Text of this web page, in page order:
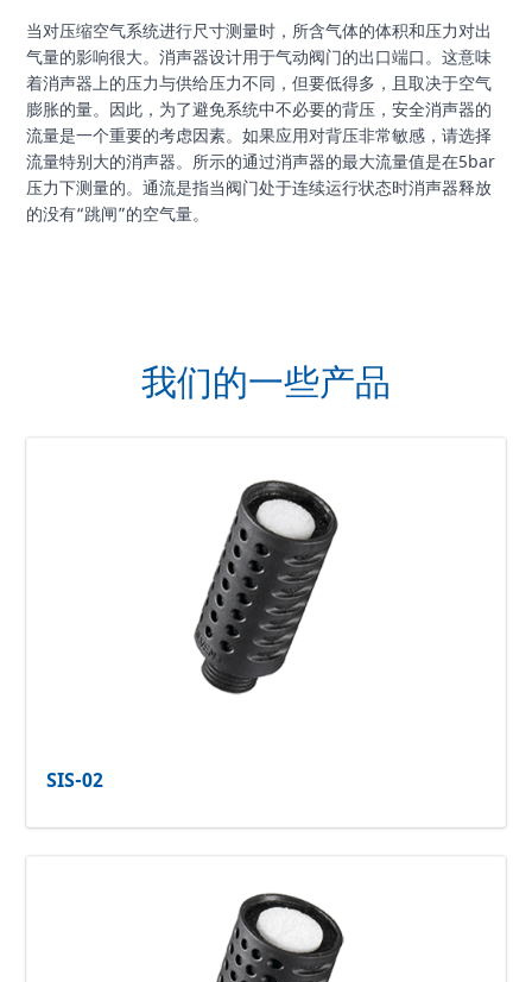
当对压缩空气系统进行尺寸测量时，所含气体的体积和压力对出
气量的影响很大。消声器设计用于气动阀门的出口端口。这意味
着消声器上的压力与供给压力不同，但要低得多，且取决于空气
膨胀的量。因此，为了避免系统中不必要的背压，安全消声器的
流量是一个重要的考虑因素。如果应用对背压非常敏感，请选择
流量特别大的消声器。所示的通过消声器的最大流量值是在5bar
压力下测量的。通流是指当阀门处于连续运行状态时消声器释放
的没有“跳闸”的空气量。
我们的一些产品
SIS-02